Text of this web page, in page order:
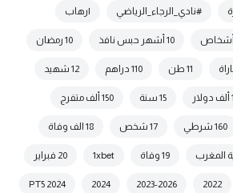
#نادي_الرجاء_الرياضي |رهاب
10 أشهر حبس نافذ 10 رمضان
11 طن 110 دراهم 12 شهيد
15 سنة 150 ألف متفرج
160 شرطي 17 شخص 18 الف وفاة
19 وفاة 1xbet 20 فبراير
2022
2023-2026
2024
2024 PT5